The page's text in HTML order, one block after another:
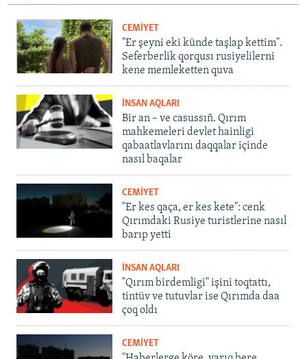
CEMİYET
"Er şeyni eki künde taşlap kettim".
Seferberlik qorqusı rusiyelilerni
kene memleketten quva
İNSAN AQLARI
Bir an – ve casussıñ. Qırım
mahkemeleri devlet hainligi
qabaatlavlarını daqqalar içinde
nasıl baqalar
CEMİYET
"Er kes qaça, er kes kete": cenk
Qırımdaki Rusiye turistlerine nasıl
barıp yetti
İNSAN AQLARI
"Qırım birdemligi" işini toqtattı,
tintüv ve tutuvlar ise Qırımda daa
çoq oldı
CEMİYET